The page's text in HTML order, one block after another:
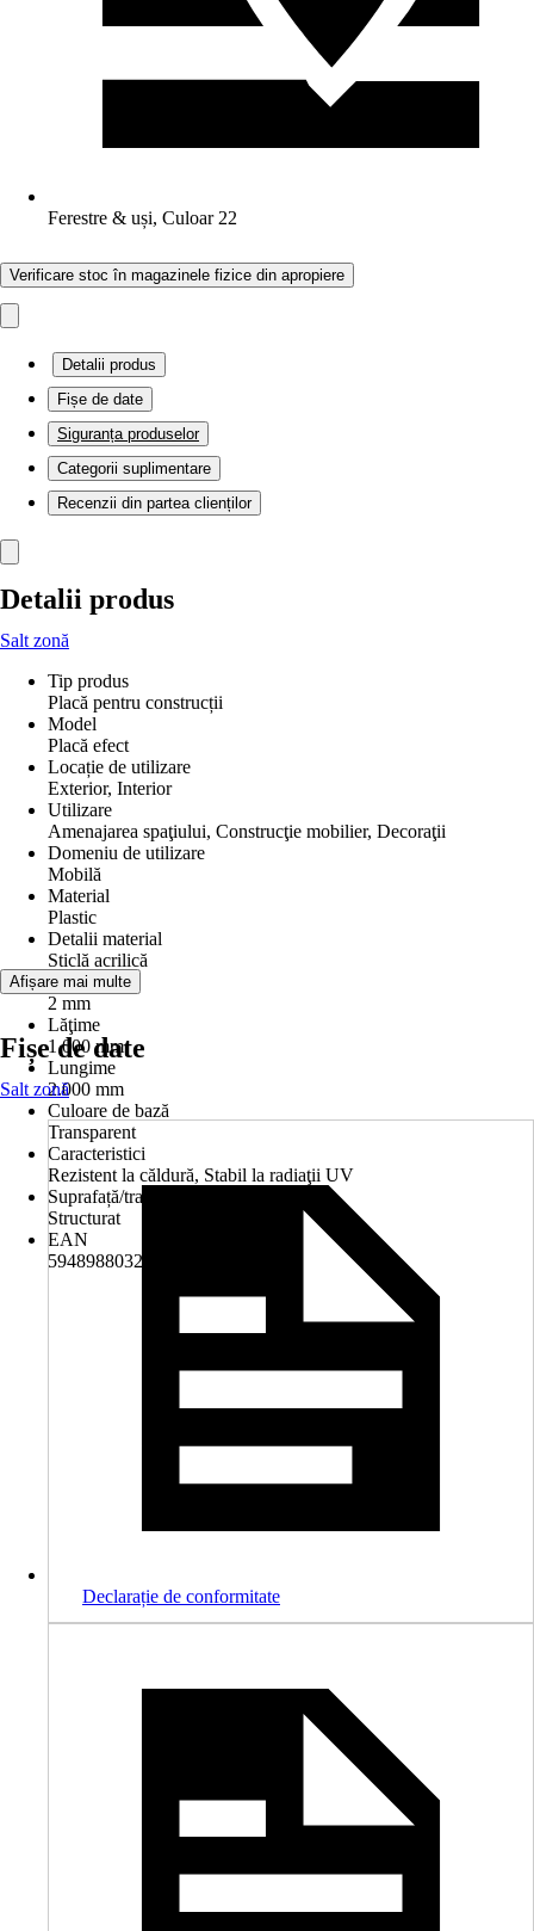
Ferestre & uși, Culoar 22
Verificare stoc în magazinele fizice din apropiere
Detalii produs
Fișe de date
Siguranța produselor
Categorii suplimentare
Recenzii din partea clienților
Detalii produs
Salt zonă
Tip produs
Placă pentru construcții
Model
Placă efect
Locație de utilizare
Exterior, Interior
Utilizare
Amenajarea spaţiului, Construcţie mobilier, Decoraţii
Domeniu de utilizare
Mobilă
Material
Plastic
Detalii material
Sticlă acrilică
Grosime
2 mm
Lăţime
1.000 mm
Lungime
2.000 mm
Culoare de bază
Transparent
Caracteristici
Rezistent la căldură, Stabil la radiaţii UV
Suprafață/tratare suprafață
Structurat
EAN
5948988032529
Afișare mai multe
Fișe de date
Salt zonă
Declarație de conformitate